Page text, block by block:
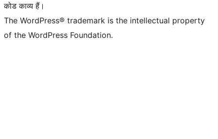
कोड काव्य हैं।
The WordPress® trademark is the intellectual property
of the WordPress Foundation.